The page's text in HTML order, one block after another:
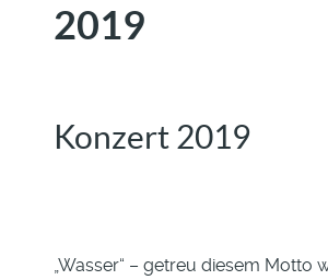
2019
Konzert 2019
„Wasser“ – getreu diesem Motto